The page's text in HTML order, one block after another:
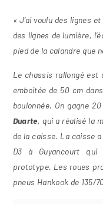
« J’ai voulu des lignes
des lignes de lumière,
pied de la calandre que
Le chassis rallongé est
emboitée de 50 cm
boulonnée. On gagne
Duarte, qui a réalisé la
de la caisse. La caisse
D3 à Guyancourt qui
prototype. Les roues
pneus Hankook de 135/